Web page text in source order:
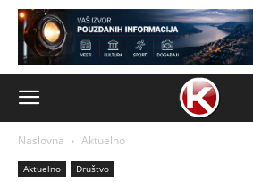
Naslovna Aktuelno
Aktuelno Društvo